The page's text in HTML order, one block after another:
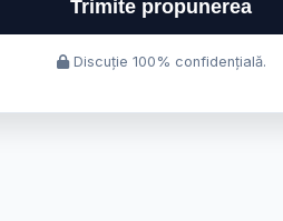
Trimite propunerea
Discuție 100% confidențială.